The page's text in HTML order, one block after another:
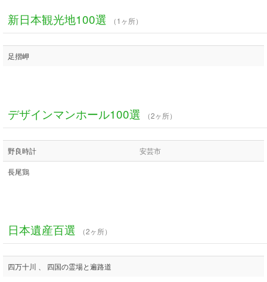
新日本観光地100選 （1ヶ所）
足摺岬
デザインマンホール100選 （2ヶ所）
野良時計 安芸市
長尾鶏
日本遺産百選 （2ヶ所）
四万十川 、 四国の霊場と遍路道